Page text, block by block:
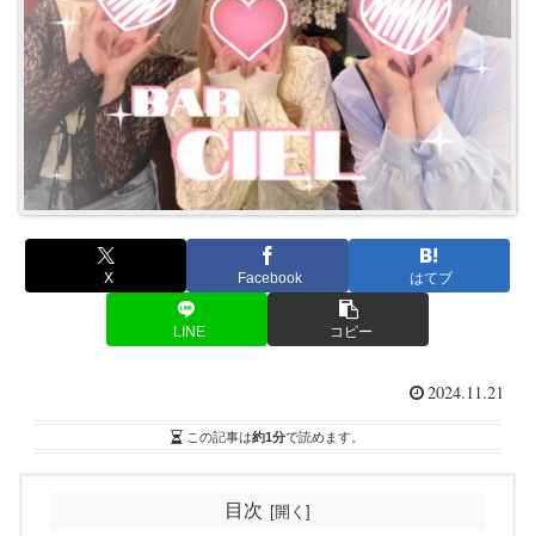
X Facebook はてブ
LINE コピー
2024.11.21
この記事は約1分で読めます。
目次